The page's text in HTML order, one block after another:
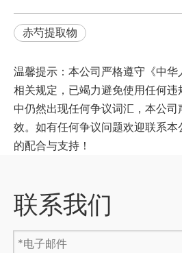
赤芍提取物
温馨提示：本公司严格遵守《中
相关规定，已竭力避免使用任何
中仍然出现任何争议词汇，本公
效。如有任何争议问题欢迎联系
的配合与支持！
联系我们